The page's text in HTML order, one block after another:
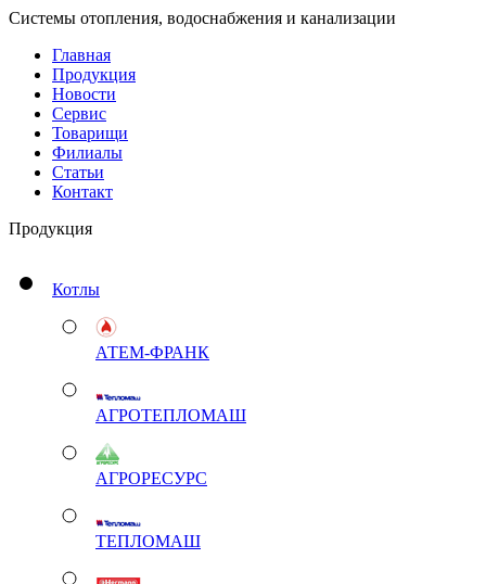
Системы отопления, водоснабжения и канализации
Главная
Продукция
Новости
Сервис
Товарищи
Филиалы
Статьи
Контакт
Продукция
Котлы
АТЕМ-ФРАНК
АГРОТЕПЛОМАШ
АГРОРЕСУРС
ТЕПЛОМАШ